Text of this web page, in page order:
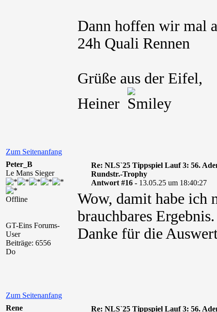
Dann hoffen wir mal
24h Quali
Grüße aus der Eifel,
Heiner
Zum Seitenanfang
Peter_B
Le Mans Sieger
Offline
GT-Eins Forums-
User
Beiträge: 6556
Do
Re: NLS`25 Tippspiel Lauf 3: 56.
Rundstr.-Trophy
Antwort #16 - 13.05.25 um 18:40:27
Wow, damit habe ich
brauchbares Ergebnis.
Danke für die
Zum Seitenanfang
Rene
Re: NLS`25 Tippspiel Lauf 3: 56.